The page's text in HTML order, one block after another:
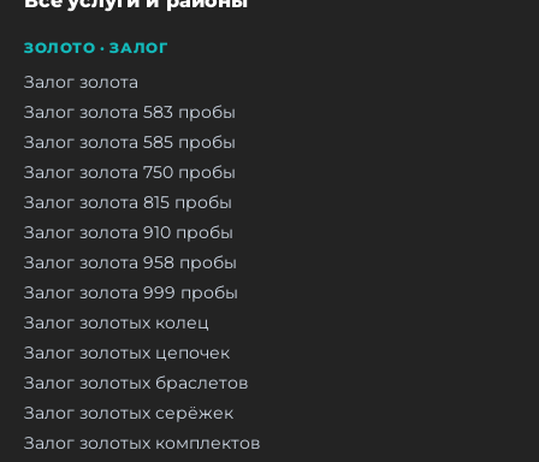
ЗОЛОТО · ЗАЛОГ
Залог золота
Залог золота 583 пробы
Залог золота 585 пробы
Залог золота 750 пробы
Залог золота 815 пробы
Залог золота 910 пробы
Залог золота 958 пробы
Залог золота 999 пробы
Залог золотых колец
Залог золотых цепочек
Залог золотых браслетов
Залог золотых серёжек
Залог золотых комплектов